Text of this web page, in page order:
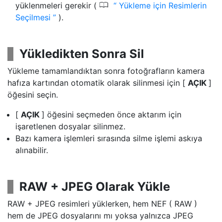
yüklenmeleri gerekir ( 0
Yükleme için Resimlerin
Seçilmesi
).
Yükledikten Sonra Sil
Yükleme tamamlandıktan sonra fotoğrafların kamera
hafıza kartından otomatik olarak silinmesi için [ AÇIK ]
öğesini seçin.
[ AÇIK ] öğesini seçmeden önce aktarım için
işaretlenen dosyalar silinmez.
Bazı kamera işlemleri sırasında silme işlemi askıya
alınabilir.
RAW + JPEG Olarak Yükle
RAW + JPEG resimleri yüklerken, hem NEF ( RAW )
hem de JPEG dosyalarını mı yoksa yalnızca JPEG